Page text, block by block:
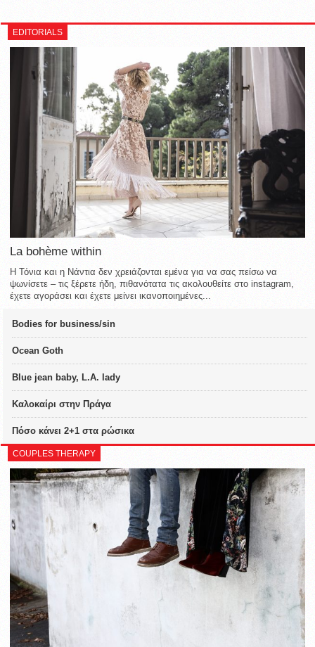
EDITORIALS
La bohème within
Η Τόνια και η Νάντια δεν χρειάζονται εμένα για να σας πείσω να
ψωνίσετε – τις ξέρετε ήδη, πιθανότατα τις ακολουθείτε στο instagram,
έχετε αγοράσει και έχετε μείνει ικανοποιημένες...
Bodies for business/sin
Ocean Goth
Blue jean baby, L.A. lady
Καλοκαίρι στην Πράγα
Πόσο κάνει 2+1 στα ρώσικα
COUPLES THERAPY